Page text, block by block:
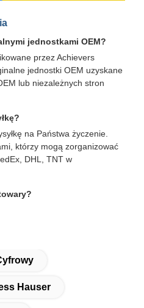
jednostkami OEM?
przez Achievers
jednostki OEM uzyskane
lub niezależnych stron
na Państwa życzenie.
którzy mogą zorganizować
DHL, TNT w
Hauser